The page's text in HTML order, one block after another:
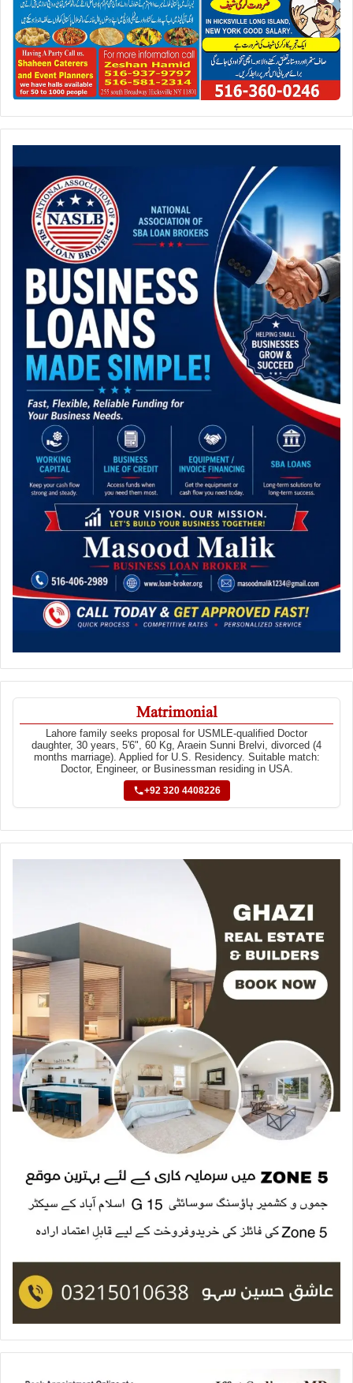
Matrimonial
Lahore family seeks proposal for USMLE-qualified Doctor
daughter, 30 years, 5'6", 60 Kg, Araein Sunni Brelvi, divorced (4
months marriage). Applied for U.S. Residency. Suitable match:
Doctor, Engineer, or Businessman residing in USA.
+92 320 4408226